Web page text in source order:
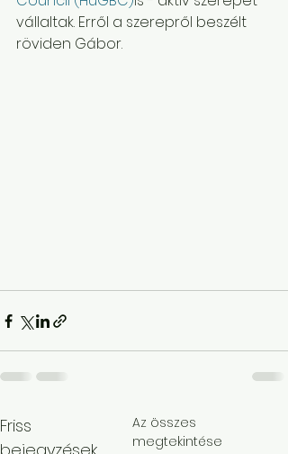
vállaltak. Erről a szerepről beszélt
röviden Gábor.
Friss
Az összes
megtekintése